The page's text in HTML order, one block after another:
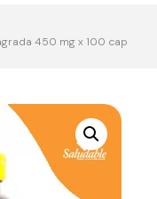
450 mg x 100 cap